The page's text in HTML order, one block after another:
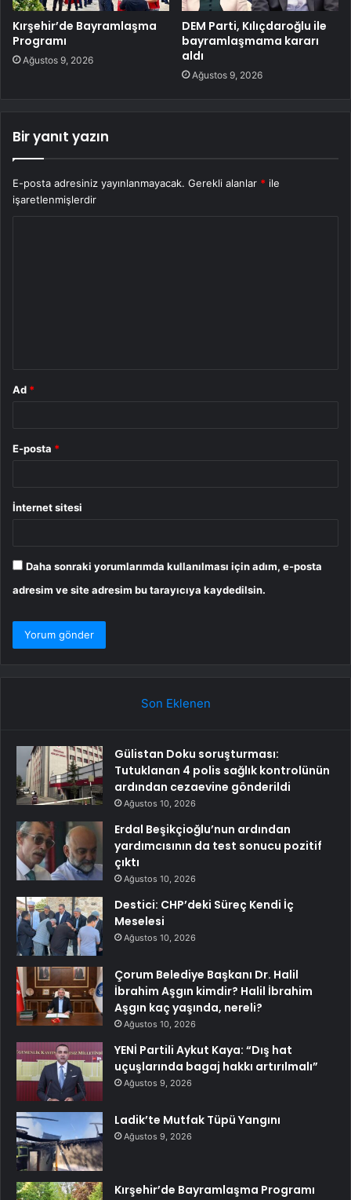
Kırşehir’de Bayramlaşma
Programı
Ağustos 9, 2026
DEM Parti, Kılıçdaroğlu ile
bayramlaşmama kararı
aldı
Ağustos 9, 2026
Bir yanıt yazın
E-posta adresiniz yayınlanmayacak. Gerekli alanlar * ile
işaretlenmişlerdir
Ad *
E-posta *
İnternet sitesi
Daha sonraki yorumlarımda kullanılması için adım, e-posta
adresim ve site adresim bu tarayıcıya kaydedilsin.
Son Eklenen
Gülistan Doku soruşturması:
Tutuklanan 4 polis sağlık kontrolünün
ardından cezaevine gönderildi
Ağustos 10, 2026
Erdal Beşikçioğlu’nun ardından
yardımcısının da test sonucu pozitif
çıktı
Ağustos 10, 2026
Destici: CHP’deki Süreç Kendi İç
Meselesi
Ağustos 10, 2026
Çorum Belediye Başkanı Dr. Halil
İbrahim Aşgın kimdir? Halil İbrahim
Aşgın kaç yaşında, nereli?
Ağustos 10, 2026
YENİ Partili Aykut Kaya: “Dış hat
uçuşlarında bagaj hakkı artırılmalı”
Ağustos 9, 2026
Ladik’te Mutfak Tüpü Yangını
Ağustos 9, 2026
Kırşehir’de Bayramlaşma Programı